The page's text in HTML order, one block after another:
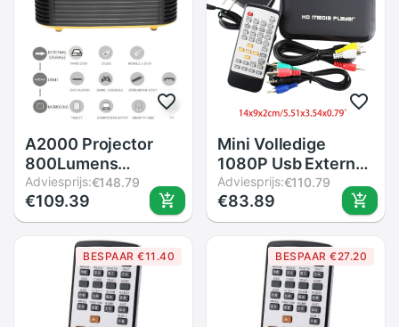
A2000 Projector
800Lumens
Ondersteuning Hd
1080P Led
Projector 3D Home
Theater
Adviesprijs:€148.79
€109.39
Mini Volledige
1080P Usb Externe
Met Sd Mmc U Disk
Ondersteuning
Video Speler Ir
Speler M2EC
Adviesprijs:€110.79
€83.89
BESPAAR €11.40 BESPAAR €27.20